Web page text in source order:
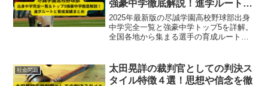
強豪中学徹底解説！進学ルートと
育成実績まとめ
2025年最新版の尽誠学園高校野球部出身
中学完全一覧と強豪中学トップ5を詳解。
全国各地から集まる選手の育成ルートや
社会問題
太田晃詳の裁判官としての判決ス
タイル特徴４選！思想や信念を徹